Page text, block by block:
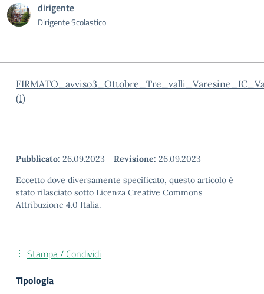
dirigente
Dirigente Scolastico
(1)
Pubblicato: 26.09.2023 - Revisione: 26.09.2023
Eccetto dove diversamente specificato, questo articolo è
stato rilasciato sotto Licenza Creative Commons
Attribuzione 4.0 Italia.
Stampa / Condividi
Tipologia